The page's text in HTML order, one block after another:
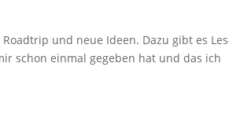
und neue Ideen. Dazu gibt es
schon einmal gegeben hat und das ich